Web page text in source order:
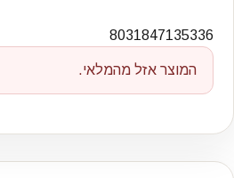
8031847135336
המוצר אזל מהמלאי.